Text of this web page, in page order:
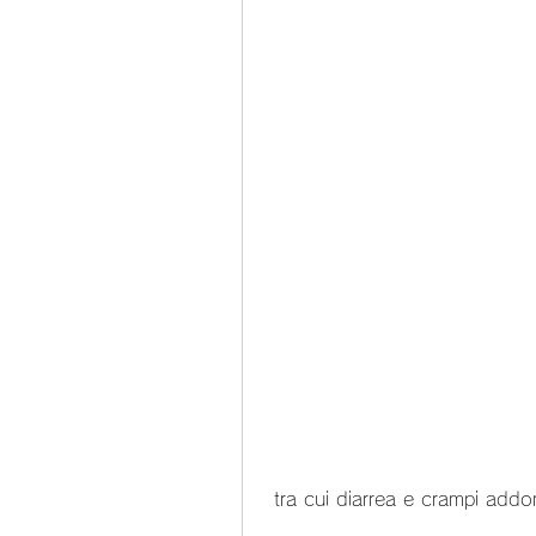
tra cui diarrea e crampi